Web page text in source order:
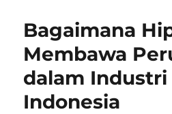
Bagaimana
Membawa
dalam
Indonesia